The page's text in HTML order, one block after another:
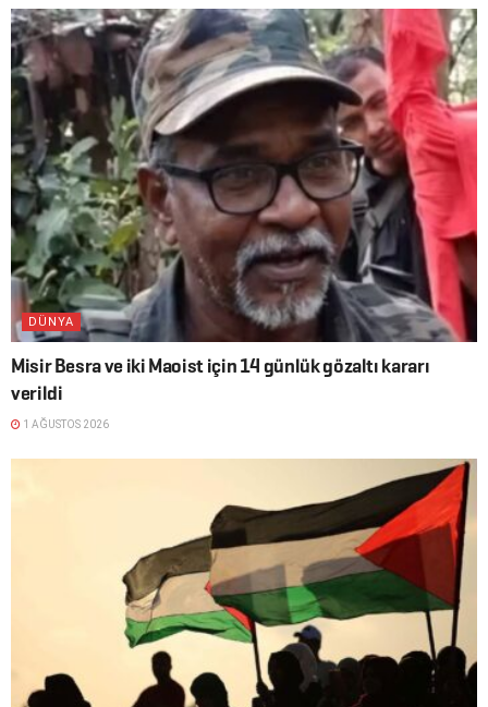
DÜNYA
Misir Besra ve iki Maoist için 14 günlük gözaltı kararı
verildi
1 AĞUSTOS 2026